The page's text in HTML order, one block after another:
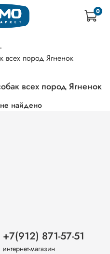
0
всех пород Ягненок
всех пород Ягненок
найдено
+7(912) 871-57-51
интернет-магазин